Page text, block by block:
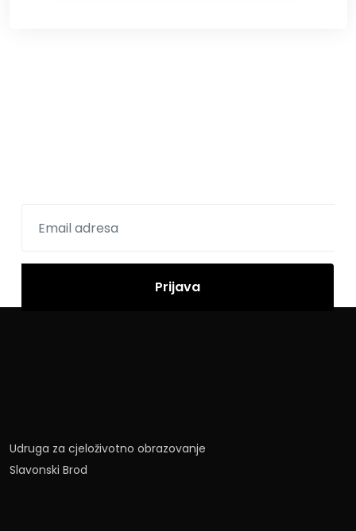
Udruga za cjeloživotno obrazovanje
Slavonski Brod